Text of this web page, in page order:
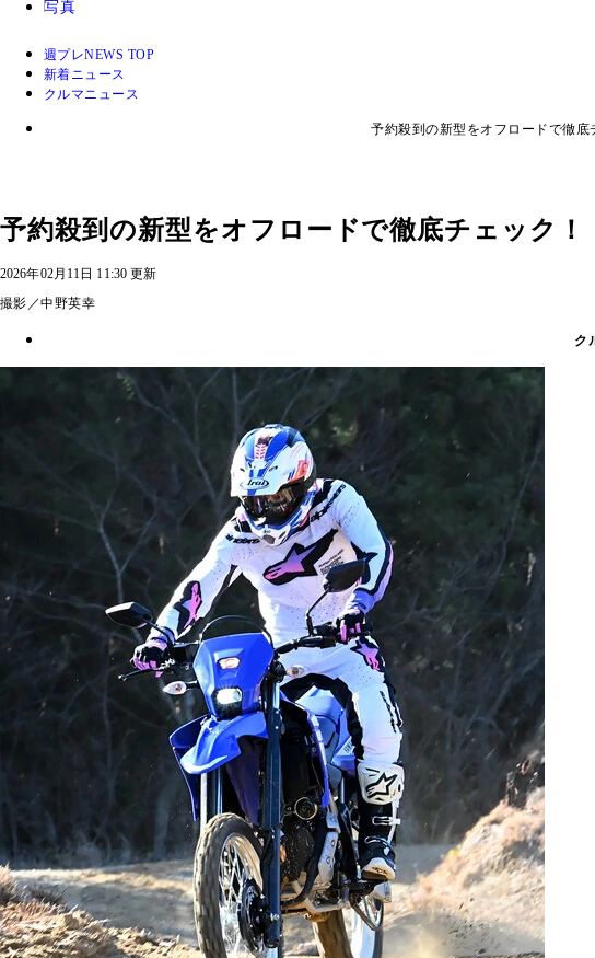
写真
週プレNEWS TOP
新着ニュース
クルマニュース
予約殺到の新型をオフロードで徹
予約殺到の新型をオフロードで徹底チェック
2026年02月11日 11:30 更新
撮影／中野英幸
ク